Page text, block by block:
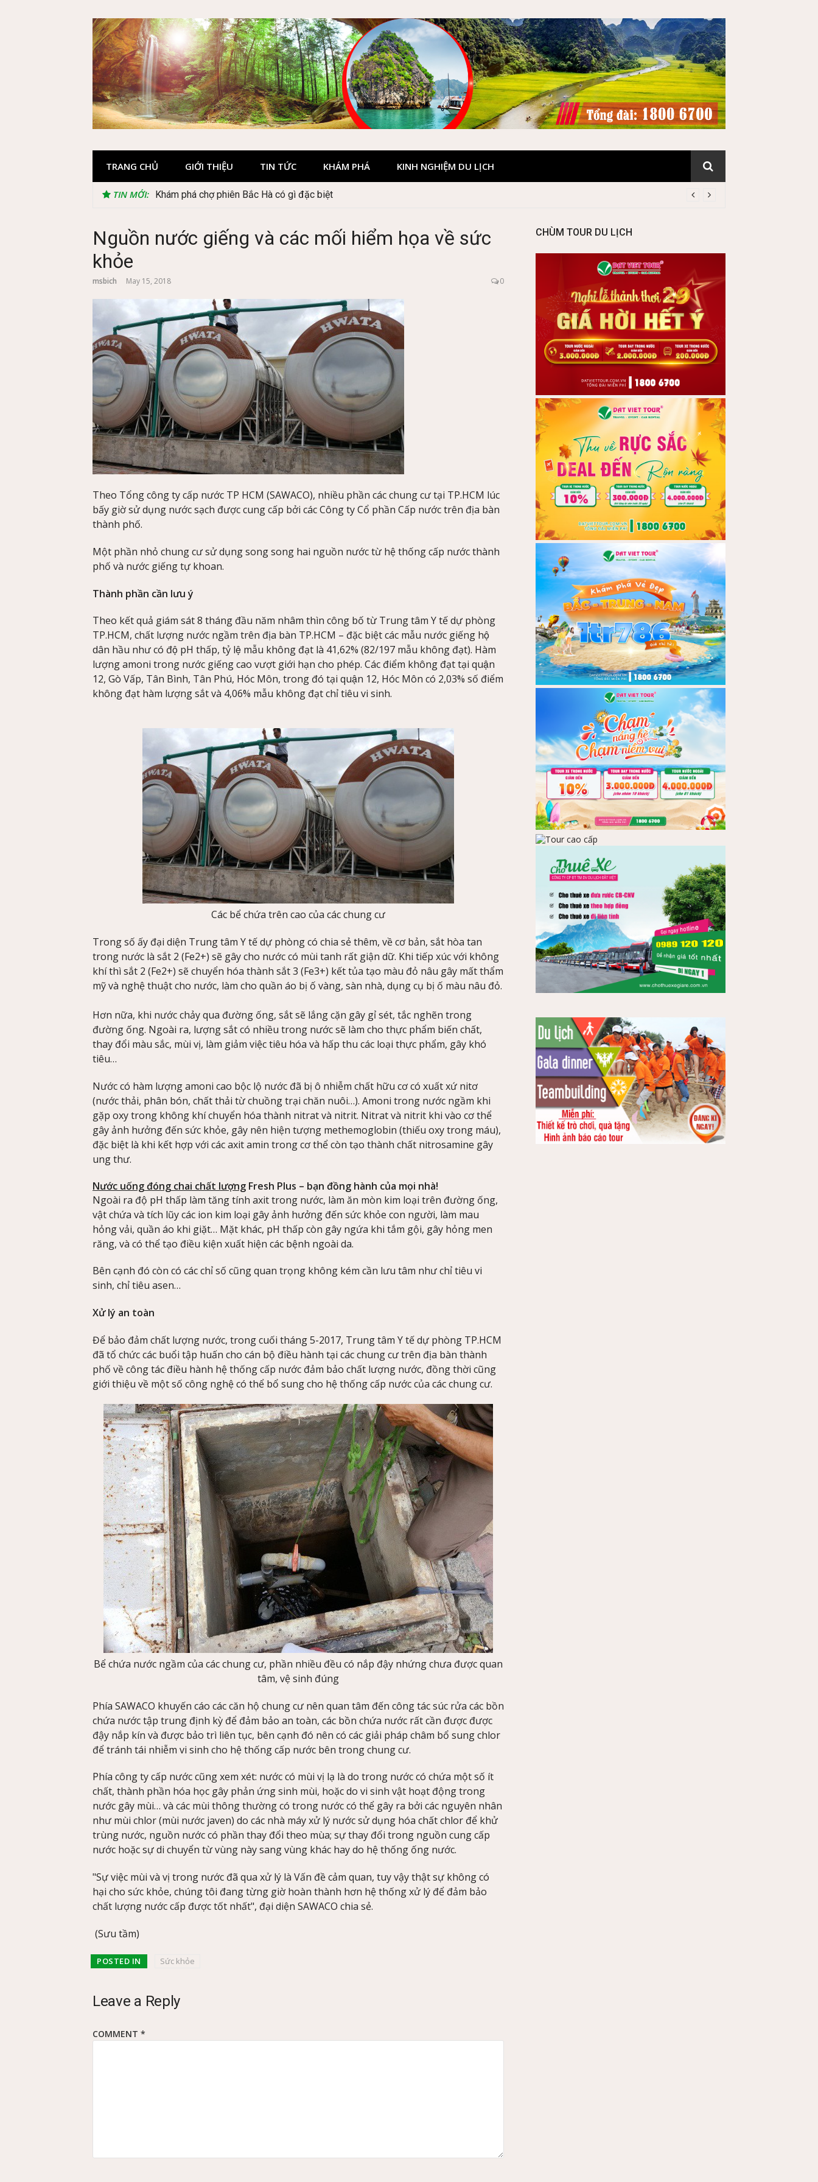
TRANG CHỦ GIỚI THIỆU TIN TỨC KHÁM PHÁ KINH NGHIỆM DU LỊCH
TIN MỚI: Khám phá chợ phiên Bắc Hà có gì đặc biệt
Nguồn nước giếng và các mối hiểm họa về sức
khỏe
msbich May 15, 2018 0
Theo Tổng công ty cấp nước TP HCM (SAWACO), nhiều phần các chung cư tại TP.HCM lúc
bấy giờ sử dụng nước sạch được cung cấp bởi các Công ty Cổ phần Cấp nước trên địa bàn
thành phố.
Một phần nhỏ chung cư sử dụng song song hai nguồn nước từ hệ thống cấp nước thành
phố và nước giếng tự khoan.
Thành phần cần lưu ý
Theo kết quả giám sát 8 tháng đầu năm nhâm thìn công bố từ Trung tâm Y tế dự phòng
TP.HCM, chất lượng nước ngầm trên địa bàn TP.HCM – đặc biệt các mẫu nước giếng hộ
dân hầu như có độ pH thấp, tỷ lệ mẫu không đạt là 41,62% (82/197 mẫu không đạt). Hàm
lượng amoni trong nước giếng cao vượt giới hạn cho phép. Các điểm không đạt tại quận
12, Gò Vấp, Tân Bình, Tân Phú, Hóc Môn, trong đó tại quận 12, Hóc Môn có 2,03% số điểm
không đạt hàm lượng sắt và 4,06% mẫu không đạt chỉ tiêu vi sinh.
Các bể chứa trên cao của các chung cư
Trong số ấy đại diện Trung tâm Y tế dự phòng có chia sẻ thêm, về cơ bản, sắt hòa tan
trong nước là sắt 2 (Fe2+) sẽ gây cho nước có mùi tanh rất giận dữ. Khi tiếp xúc với không
khí thì sắt 2 (Fe2+) sẽ chuyển hóa thành sắt 3 (Fe3+) kết tủa tạo màu đỏ nâu gây mất thẩm
mỹ và nghệ thuật cho nước, làm cho quần áo bị ố vàng, sàn nhà, dụng cụ bị ố màu nâu đỏ.
Hơn nữa, khi nước chảy qua đường ống, sắt sẽ lắng cặn gây gỉ sét, tắc nghẽn trong
đường ống. Ngoài ra, lượng sắt có nhiều trong nước sẽ làm cho thực phẩm biến chất,
thay đổi màu sắc, mùi vị, làm giảm việc tiêu hóa và hấp thu các loại thực phẩm, gây khó
tiêu…
Nước có hàm lượng amoni cao bộc lộ nước đã bị ô nhiễm chất hữu cơ có xuất xứ nitơ
(nước thải, phân bón, chất thải từ chuồng trại chăn nuôi…). Amoni trong nước ngầm khi
gặp oxy trong không khí chuyển hóa thành nitrat và nitrit. Nitrat và nitrit khi vào cơ thể
gây ảnh hưởng đến sức khỏe, gây nên hiện tượng methemoglobin (thiếu oxy trong máu),
đặc biệt là khi kết hợp với các axit amin trong cơ thể còn tạo thành chất nitrosamine gây
ung thư.
Nước uống đóng chai chất lượng Fresh Plus – bạn đồng hành của mọi nhà!
Ngoài ra độ pH thấp làm tăng tính axit trong nước, làm ăn mòn kim loại trên đường ống,
vật chứa và tích lũy các ion kim loại gây ảnh hưởng đến sức khỏe con người, làm mau
hỏng vải, quần áo khi giặt… Mặt khác, pH thấp còn gây ngứa khi tắm gội, gây hỏng men
răng, và có thể tạo điều kiện xuất hiện các bệnh ngoài da.
Bên cạnh đó còn có các chỉ số cũng quan trọng không kém cần lưu tâm như chỉ tiêu vi
sinh, chỉ tiêu asen…
Xử lý an toàn
Để bảo đảm chất lượng nước, trong cuối tháng 5-2017, Trung tâm Y tế dự phòng TP.HCM
đã tổ chức các buổi tập huấn cho cán bộ điều hành tại các chung cư trên địa bàn thành
phố về công tác điều hành hệ thống cấp nước đảm bảo chất lượng nước, đồng thời cũng
giới thiệu về một số công nghệ có thể bổ sung cho hệ thống cấp nước của các chung cư.
Bể chứa nước ngầm của các chung cư, phần nhiều đều có nắp đậy nhứng chưa được quan
tâm, vệ sinh đúng
Phía SAWACO khuyến cáo các căn hộ chung cư nên quan tâm đến công tác súc rửa các bồn
chứa nước tập trung định kỳ để đảm bảo an toàn, các bồn chứa nước rất cần được được
đậy nắp kín và được bảo trì liên tục, bên cạnh đó nên có các giải pháp châm bổ sung chlor
để tránh tái nhiễm vi sinh cho hệ thống cấp nước bên trong chung cư.
Phía công ty cấp nước cũng xem xét: nước có mùi vị lạ là do trong nước có chứa một số ít
chất, thành phần hóa học gây phản ứng sinh mùi, hoặc do vi sinh vật hoạt động trong
nước gây mùi… và các mùi thông thường có trong nước có thể gây ra bởi các nguyên nhân
như mùi chlor (mùi nước javen) do các nhà máy xử lý nước sử dụng hóa chất chlor để khử
trùng nước, nguồn nước có phần thay đổi theo mùa; sự thay đổi trong nguồn cung cấp
nước hoặc sự di chuyển từ vùng này sang vùng khác hay do hệ thống ống nước.
"Sự việc mùi và vị trong nước đã qua xử lý là Vấn đề cảm quan, tuy vậy thật sự không có
hại cho sức khỏe, chúng tôi đang từng giờ hoàn thành hơn hệ thống xử lý để đảm bảo
chất lượng nước cấp được tốt nhất", đại diện SAWACO chia sẻ.
(Sưu tầm)
POSTED IN Sức khỏe
Leave a Reply
COMMENT *
CHÙM TOUR DU LỊCH